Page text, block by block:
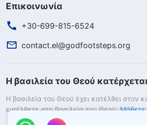
Επικοινωνία
+30-699-815-6524
contact.el@godfootsteps.org
Η βασιλεία του Θεού
Η βασιλεία του Θεού έχει κατέλθει στον
εισέλθετε στη βασιλεία του Θεού; Μάθετε